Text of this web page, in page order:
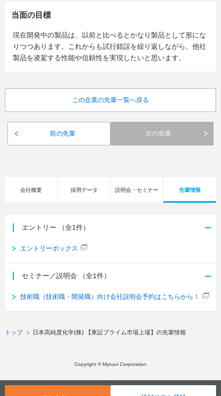
当面の目標
現在開発中の製品は、以前と比べるとかなり製品として形にな
りつつあります。これからも試行錯誤を繰り返しながら、他社
製品を凌駕する性能や信頼性を実現したいと思います。
前の先輩
この企業の先輩一覧へ戻る
次の先輩
会社概要 採用データ 説明会・セミナー 先輩情報
エントリー （全1件）
エントリーボックス
セミナー／説明会 （全1件）
技術職（技術職・開発職）向け会社説明会予約はこちらから！
トップ 日本高純度化学(株) 【東証プライム市場上場】の先輩情報
Copyright © Mynavi Corporation